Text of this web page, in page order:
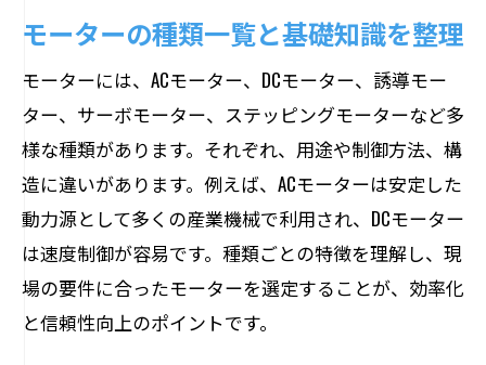
モーターの種類と信頼性強化のポイント
日本のモーターメーカーが誇る技術力
長寿命を実現するモーターの選び方
モーター種類一覧から信頼性で比較
大手モーターメーカーの特徴に学ぶ
効率化を実現するモーターのメンテナンス術
産業用モーターの効率化メンテナンス方
法
日常点検で防ぐモーターのトラブル対策
モーターの種類一覧と基礎知識を整理
モーターには、ACモーター、DCモーター、誘導モー
ター、サーボモーター、ステッピングモーターなど多
様な種類があります。それぞれ、用途や制御方法、構
造に違いがあります。例えば、ACモーターは安定した
動力源として多くの産業機械で利用され、DCモーター
は速度制御が容易です。種類ごとの特徴を理解し、現
場の要件に合ったモーターを選定することが、効率化
と信頼性向上のポイントです。